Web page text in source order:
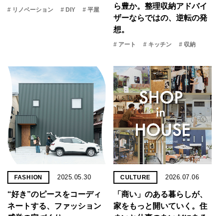
# リノベーション # DIY # 平屋
ら豊か。整理収納アドバイ
ザーならではの、逆転の発
想。
# アート # キッチン # 収納
FASHION 2025.05.30
“好き”のピースをコーディ
ネートする、ファッション
CULTURE 2026.07.06
「商い」の​ある​暮らしが、​
家を​もっと​開いていく。​住